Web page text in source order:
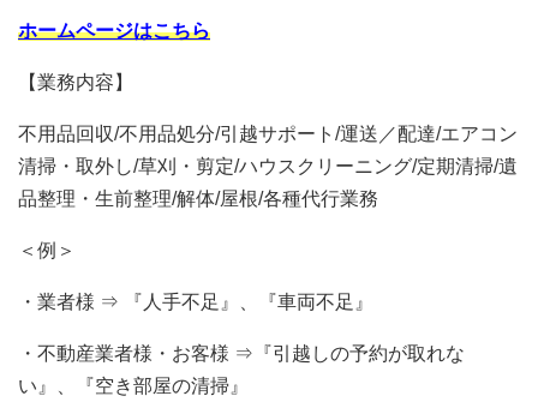
ホームページはこちら
【業務内容】
不用品回収/不用品処分/引越サポート/運送／配達/エアコン
清掃・取外し/草刈・剪定/ハウスクリーニング/定期清掃/遺
品整理・生前整理/解体/屋根/各種代行業務
＜例＞
・業者様 ⇒ 『人手不足』、『車両不足』
・不動産業者様・お客様 ⇒『引越しの予約が取れな
い』、『空き部屋の清掃』